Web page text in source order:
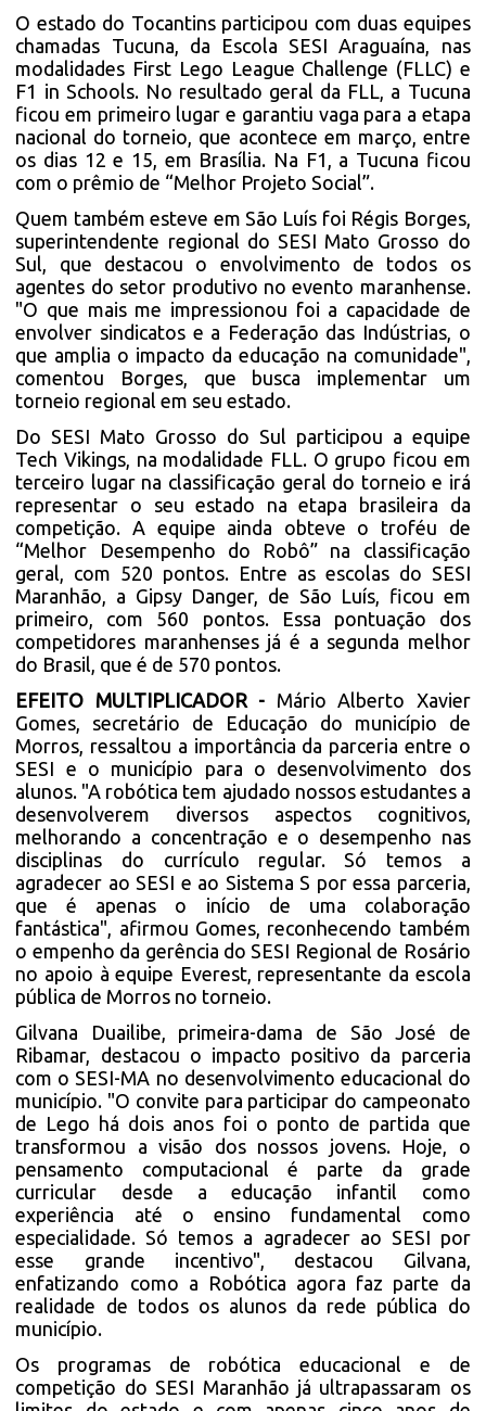
O estado do Tocantins participou com duas equipes
chamadas Tucuna, da Escola SESI Araguaína, nas
modalidades First Lego League Challenge (FLLC) e
F1 in Schools. No resultado geral da FLL, a Tucuna
ficou em primeiro lugar e garantiu vaga para a etapa
nacional do torneio, que acontece em março, entre
os dias 12 e 15, em Brasília. Na F1, a Tucuna ficou
com o prêmio de “Melhor Projeto Social”.
Quem também esteve em São Luís foi Régis Borges,
superintendente regional do SESI Mato Grosso do
Sul, que destacou o envolvimento de todos os
agentes do setor produtivo no evento maranhense.
"O que mais me impressionou foi a capacidade de
envolver sindicatos e a Federação das Indústrias, o
que amplia o impacto da educação na comunidade",
comentou Borges, que busca implementar um
torneio regional em seu estado.
Do SESI Mato Grosso do Sul participou a equipe
Tech Vikings, na modalidade FLL. O grupo ficou em
terceiro lugar na classificação geral do torneio e irá
representar o seu estado na etapa brasileira da
competição. A equipe ainda obteve o troféu de
“Melhor Desempenho do Robô” na classificação
geral, com 520 pontos. Entre as escolas do SESI
Maranhão, a Gipsy Danger, de São Luís, ficou em
primeiro, com 560 pontos. Essa pontuação dos
competidores maranhenses já é a segunda melhor
do Brasil, que é de 570 pontos.
EFEITO MULTIPLICADOR - Mário Alberto Xavier
Gomes, secretário de Educação do município de
Morros, ressaltou a importância da parceria entre o
SESI e o município para o desenvolvimento dos
alunos. "A robótica tem ajudado nossos estudantes a
desenvolverem diversos aspectos cognitivos,
melhorando a concentração e o desempenho nas
disciplinas do currículo regular. Só temos a
agradecer ao SESI e ao Sistema S por essa parceria,
que é apenas o início de uma colaboração
fantástica", afirmou Gomes, reconhecendo também
o empenho da gerência do SESI Regional de Rosário
no apoio à equipe Everest, representante da escola
pública de Morros no torneio.
Gilvana Duailibe, primeira-dama de São José de
Ribamar, destacou o impacto positivo da parceria
com o SESI-MA no desenvolvimento educacional do
município. "O convite para participar do campeonato
de Lego há dois anos foi o ponto de partida que
transformou a visão dos nossos jovens. Hoje, o
pensamento computacional é parte da grade
curricular desde a educação infantil como
experiência até o ensino fundamental como
especialidade. Só temos a agradecer ao SESI por
esse grande incentivo", destacou Gilvana,
enfatizando como a Robótica agora faz parte da
realidade de todos os alunos da rede pública do
município.
Os programas de robótica educacional e de
competição do SESI Maranhão já ultrapassaram os